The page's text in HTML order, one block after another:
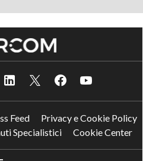
Feed
Privacy e Cookie Policy
Specialistici
Cookie Center